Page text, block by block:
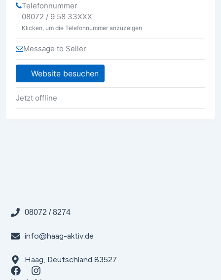
Telefonnummer
08072 / 9 58 33XXX
Klicken, um die Telefonnummer anzuzeigen
Message to Seller
Website besuchen
Jetzt offline
08072 / 8274
info@haag-aktiv.de
Haag, Deutschland 83527